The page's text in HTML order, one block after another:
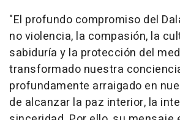
"El profundo compromiso del
no violencia, la compasión, la
sabiduría y la protección del
transformado nuestra
profundamente arraigado en
de alcanzar la paz interior, la